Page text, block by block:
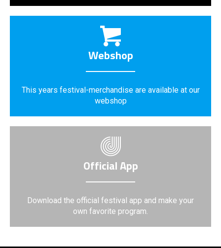
Webshop
This years festival-merchandise are available at our
webshop
Official App
Download the official festival app and make your
own favorite program.